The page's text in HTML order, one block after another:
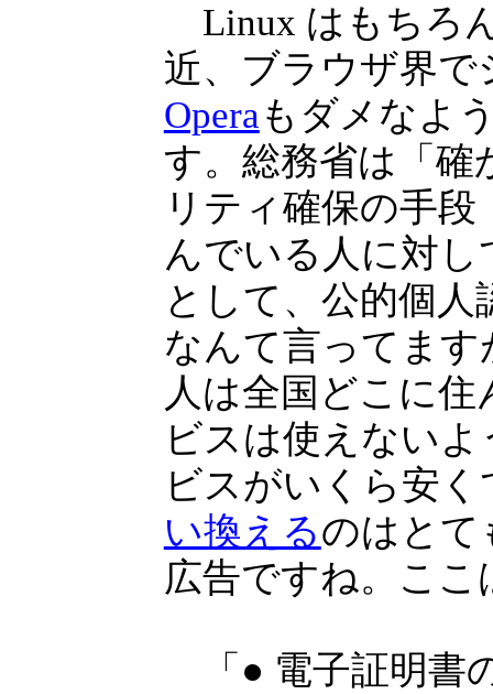
Linux はもちろ
近、ブラウザ界
Operaもダメなよ
す。総務省は「確
リティ確保の手
んでいる人に対
として、公的個
なんて言ってま
人は全国どこに
ビスは使えない
ビスがいくら安く
い換えるのはとて
広告ですね。ここ
「● 電子証明書